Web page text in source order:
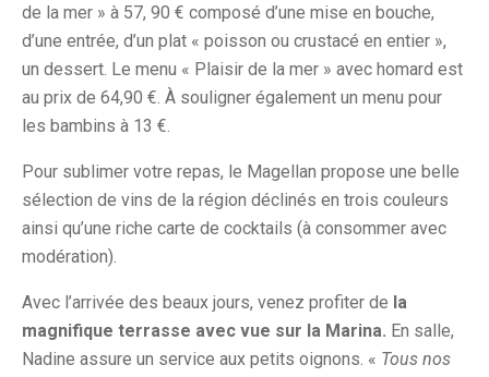
de la mer » à 57, 90 € composé d’une mise en bouche,
d’une entrée, d’un plat « poisson ou crustacé en entier »,
un dessert. Le menu « Plaisir de la mer » avec homard est
au prix de 64,90 €. À souligner également un menu pour
les bambins à 13 €.
Pour sublimer votre repas, le Magellan propose une belle
sélection de vins de la région déclinés en trois couleurs
ainsi qu’une riche carte de cocktails (à consommer avec
modération).
Avec l’arrivée des beaux jours, venez profiter de la
magnifique terrasse avec vue sur la Marina. En salle,
Nadine assure un service aux petits oignons. « Tous nos